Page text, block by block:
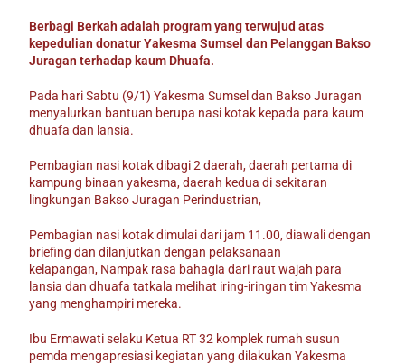
Berbagi Berkah adalah program yang terwujud atas
kepedulian donatur Yakesma Sumsel dan Pelanggan Bakso
Juragan terhadap kaum Dhuafa.
Pada hari Sabtu (9/1) Yakesma Sumsel dan Bakso Juragan
menyalurkan bantuan berupa nasi kotak kepada para kaum
dhuafa dan lansia.
Pembagian nasi kotak dibagi 2 daerah, daerah pertama di
kampung binaan yakesma, daerah kedua di sekitaran
lingkungan Bakso Juragan Perindustrian,
Pembagian nasi kotak dimulai dari jam 11.00, diawali dengan
briefing dan dilanjutkan dengan pelaksanaan
kelapangan, Nampak rasa bahagia dari raut wajah para
lansia dan dhuafa tatkala melihat iring-iringan tim Yakesma
yang menghampiri mereka.
Ibu Ermawati selaku Ketua RT 32 komplek rumah susun
pemda mengapresiasi kegiatan yang dilakukan Yakesma